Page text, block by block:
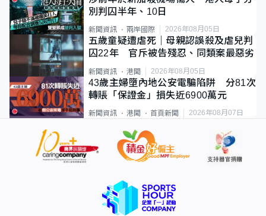
別判囚半年、10日
新聞資訊 兩岸國際 2026年08月05日
五歲童疑遭虐死｜母親認誤殺及虐兒判
囚22年 官斥被告殘忍、同類案最惡劣
新聞資訊 港聞 2026年08月05日
43歲主婦墮內地公安電騙陷阱 分81次
轉賬「保證金」損失近6900萬元
新聞資訊 港聞 首頁新聞 2026年08月07日